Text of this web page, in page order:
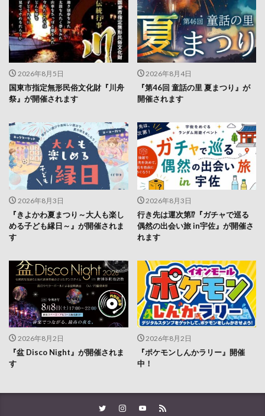
2026年8月5日
国東市指定無形民俗文化財『川舟
祭』が開催されます
2026年8月4日
『第46回 童話の里 夏まつり』が
開催されます
2026年8月3日
『きよかわ夏まつり～大人も楽し
める子ども縁日～』が開催されま
す
2026年8月3日
行き先は運次第⁉『ガチャで巡る
偶然の出会い旅 in宇佐』が開催さ
れます
2026年8月2日
『盆 Disco Night』が開催されま
す
2026年8月2日
『ポケモンしんかラリー』開催
中！